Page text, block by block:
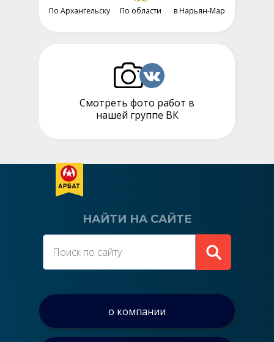
о компании
Смотреть фото работ в
нашей группе ВК
По Архангельску в Нарьян-Мар
По области
НАЙТИ НА САЙТЕ